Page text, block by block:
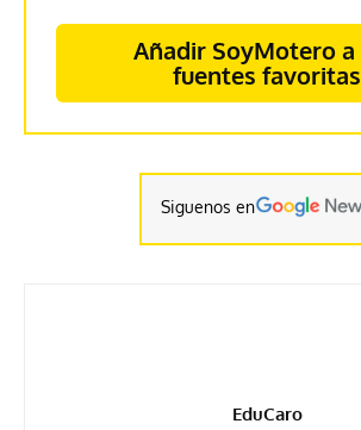
Añadir SoyMotero a
fuentes favoritas
Siguenos en
EduCaro